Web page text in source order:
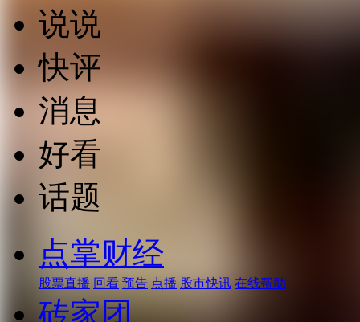
说说
快评
消息
好看
话题
点掌财经
股票直播 回看 预告 点播 股市快讯 在线帮助
砖家团